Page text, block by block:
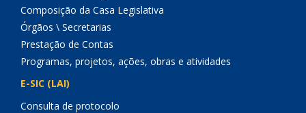
Composição da Casa Legislativa
Órgãos \ Secretarias
Prestação de Contas
Programas, projetos, ações, obras e atividades
E-SIC (LAI)
Consulta de protocolo